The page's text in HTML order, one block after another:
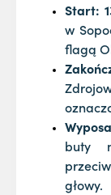
Start:
w
flagą
buty
głowy.